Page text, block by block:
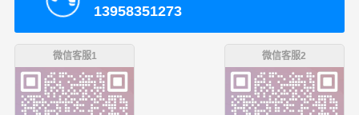
13958351273
微信客服1 微信客服2